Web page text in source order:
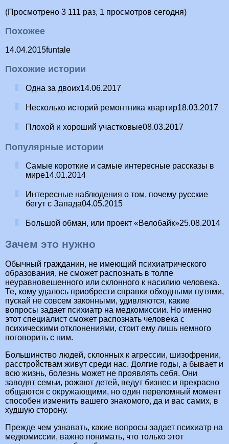
(Просмотрено 3 111 раз, 1 просмотров сегодня)
Похожее
14.04.2015funtale
Похожие истории
Одна за двоих14.06.2017
Несколько историй ремонтника квартир18.03.2017
Плохой и хороший участковые08.03.2017
Популярные истории
Самые короткие и самые интересные рассказы в
мире14.01.2014
Интересные наблюдения о том, почему русские
бегут с Запада04.05.2015
Большой обман, или проект «Велобайк»25.08.2014
Зачем это нужно
Обычный гражданин, не имеющий психиатрического
образования, не сможет распознать в толпе
неуравновешенного или склонного к насилию человека.
Те, кому удалось приобрести справки обходными путями,
пускай не совсем законными, удивляются, какие
вопросы задает психиатр на медкомиссии. Но именно
этот специалист сможет распознать человека с
психическими отклонениями, стоит ему лишь немного
поговорить с ним.
Большинство людей, склонных к агрессии, шизофрении,
расстройствам живут среди нас. Долгие годы, а бывает и
всю жизнь, болезнь может не проявлять себя. Они
заводят семьи, рожают детей, ведут бизнес и прекрасно
общаются с окружающими, но один переломный момент
способен изменить вашего знакомого, да и вас самих, в
худшую сторону.
Прежде чем узнавать, какие вопросы задает психиатр на
медкомиссии, важно понимать, что только этот